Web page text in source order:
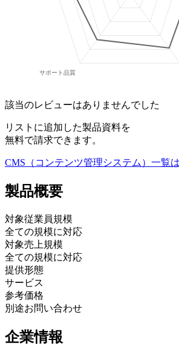
該当のレビューはありませんでした
リストに追加した製品資料を
無料で請求できます。
CMS（コンテンツ管理システム） 一覧
製品概要
対象従業員規模
全ての規模に対応
対象売上規模
全ての規模に対応
提供形態
サービス
参考価格
別途お問い合わせ
企業情報